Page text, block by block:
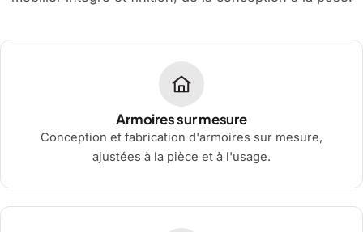
Armoires sur mesure
Conception et fabrication d'armoires sur mesure,
ajustées à la pièce et à l'usage.